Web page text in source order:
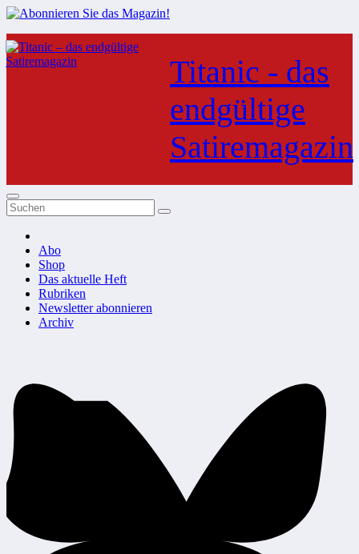
Zum
Inhalt
springen
Titanic - das
endgültige
Satiremagazin
Abo
Shop
Das aktuelle Heft
Rubriken
Newsletter abonnieren
Archiv